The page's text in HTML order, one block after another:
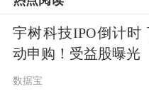
宇树科技IPO倒计时
动申购！受益股曝光
数据宝